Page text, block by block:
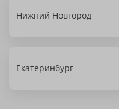
Нижний Новгород
Екатеринбург